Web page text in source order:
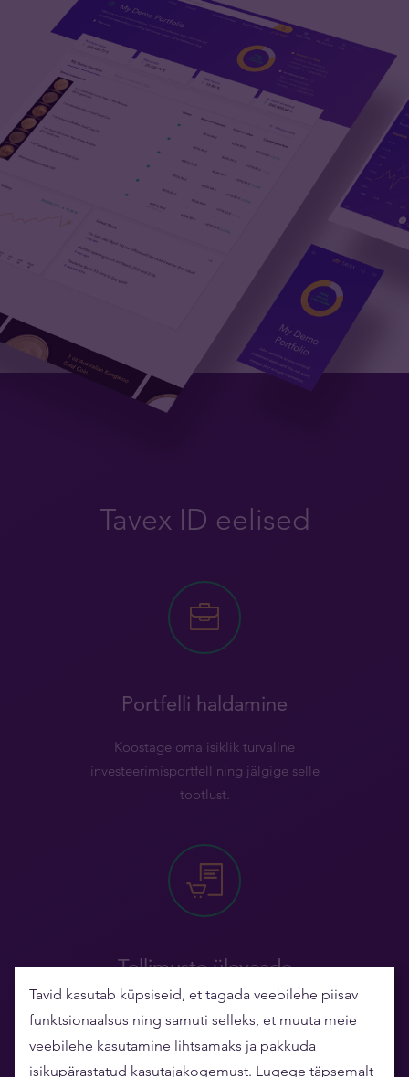
Tavex ID eelised
Portfelli haldamine
Koostage oma isiklik turvaline
investeerimisportfell ning jälgige selle
tootlust.
Tellimuste ülevaade
Mugav ligipääs kõigile tellimustele ning ühe
klõpsuga kordustellimuse tegemine.
Tavid kasutab küpsiseid, et tagada veebilehe piisav
funktsionaalsus ning samuti selleks, et muuta meie
veebilehe kasutamine lihtsamaks ja pakkuda
isikupärastatud kasutajakogemust. Lugege täpsemalt